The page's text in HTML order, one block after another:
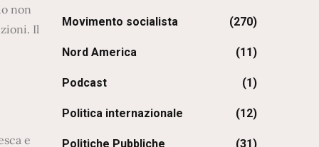
non
Il
Movimento socialista (270)
Nord America (11)
Podcast (1)
Politica internazionale (12)
Politiche Pubbliche (31)